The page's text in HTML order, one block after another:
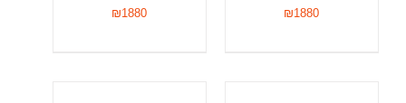
₪1880
₪1880